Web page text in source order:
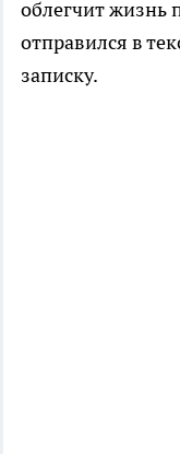
облегчит жизнь
отправился в
записку.